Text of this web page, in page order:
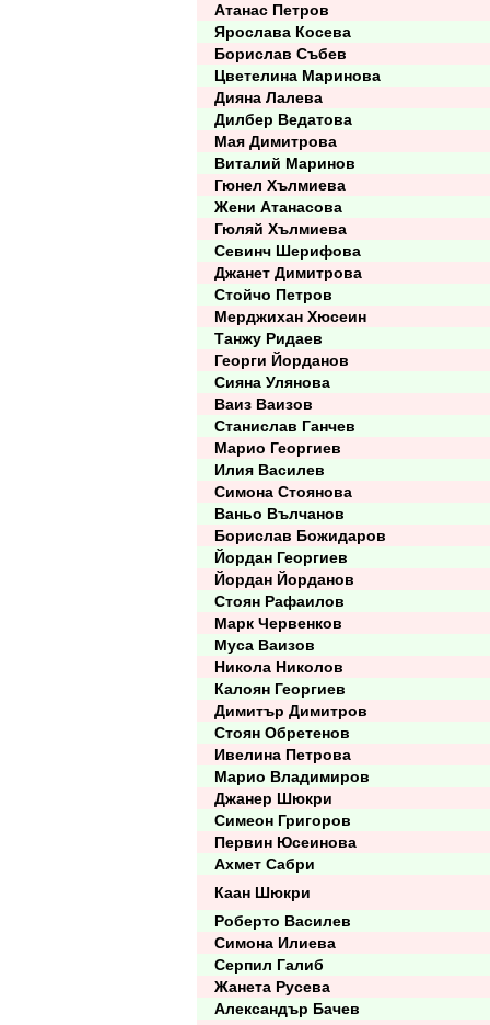
Атанас Петров
Ярослава Косева
Борислав Събев
Цветелина Маринова
Дияна Лалева
Дилбер Ведатова
Мая Димитрова
Виталий Маринов
Гюнел Хълмиева
Жени Атанасова
Гюляй Хълмиева
Севинч Шерифова
Джанет Димитрова
Стойчо Петров
Мерджихан Хюсеин
Танжу Ридаев
Георги Йорданов
Сияна Улянова
Ваиз Ваизов
Станислав Ганчев
Марио Георгиев
Илия Василев
Симона Стоянова
Ваньо Вълчанов
Борислав Божидаров
Йордан Георгиев
Йордан Йорданов
Стоян Рафаилов
Марк Червенков
Муса Ваизов
Никола Николов
Калоян Георгиев
Димитър Димитров
Стоян Обретенов
Ивелина Петрова
Марио Владимиров
Джанер Шюкри
Симеон Григоров
Первин Юсеинова
Ахмет Сабри
Каан Шюкри
Роберто Василев
Симона Илиева
Серпил Галиб
Жанета Русева
Александър Бачев